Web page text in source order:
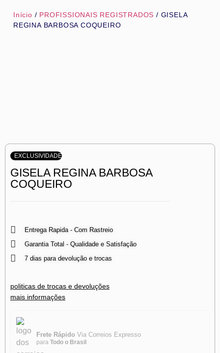
Início / PROFISSIONAIS REGISTRADOS / GISELA
REGINA BARBOSA COQUEIRO
EXCLUSIVIDADE
GISELA REGINA BARBOSA
COQUEIRO
Entrega Rapida - Com Rastreio
Garantia Total - Qualidade e Satisfação
7 dias para devolução e trocas
politicas de trocas e devoluções
mais informações
Frete Rápido Via Correios Expresso
para Todo o Brasil